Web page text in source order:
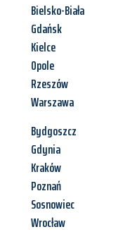
Bielsko-Biała
Gdańsk
Kielce
Opole
Rzeszów
Warszawa
Bydgoszcz
Gdynia
Kraków
Poznań
Sosnowiec
Wrocław